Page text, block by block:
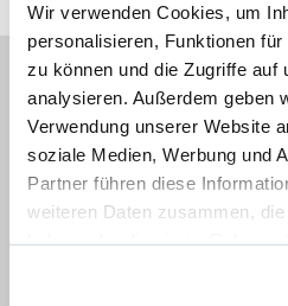
Wir verwenden Cookies, um
personalisieren, Funktionen
zu können und die Zugriffe auf
analysieren. Außerdem geben
Verwendung unserer Website
soziale Medien, Werbung und
Partner führen diese
weiteren Daten zusammen,
Wir
Verkauf Ihrer
in Darmstadt
Diskretion beim